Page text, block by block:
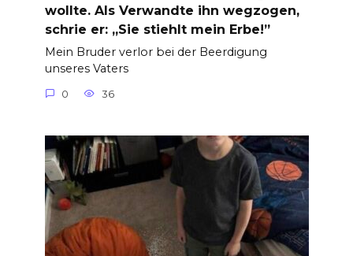
wollte. Als Verwandte ihn wegzogen,
schrie er: „Sie stiehlt mein Erbe!”
Mein Bruder verlor bei der Beerdigung
unseres Vaters
0 36